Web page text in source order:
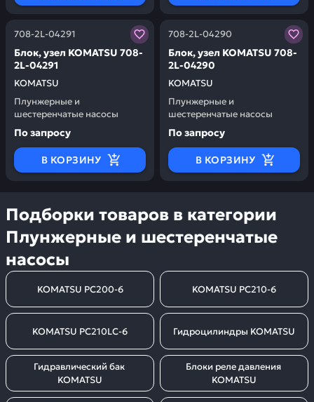
708-2L-04291
KOMATSU
Блок, узел KOMATSU 708-
2L-04291
Плунжерные и
шестеренчатые насосы
Заказывая запчасти у нас, вы получаете гарантию
По запросу
В КОРЗИНУ
708-2L-04290
KOMATSU
Блок, узел KOMATSU 708-
2L-04290
Плунжерные и
шестеренчатые насосы
Заказывая запчасти у
По запросу
В КОРЗИНУ
Подборки товаров в категории
Плунжерные и шестеренчатые
насосы
KOMATSU PC200-6 KOMATSU PC210-6
KOMATSU PC210LC-6 Гидроцилиндры KOMATSU
Гидравлический бак
KOMATSU
Блоки реле давления
KOMATSU